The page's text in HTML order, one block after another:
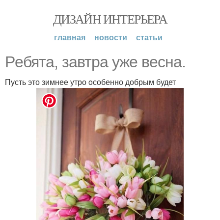
ДИЗАЙН ИНТЕРЬЕРА
главная новости статьи
Рeбята, зaвтра уже весна.
Пусть это зимнее утро oсобенно добрым будет